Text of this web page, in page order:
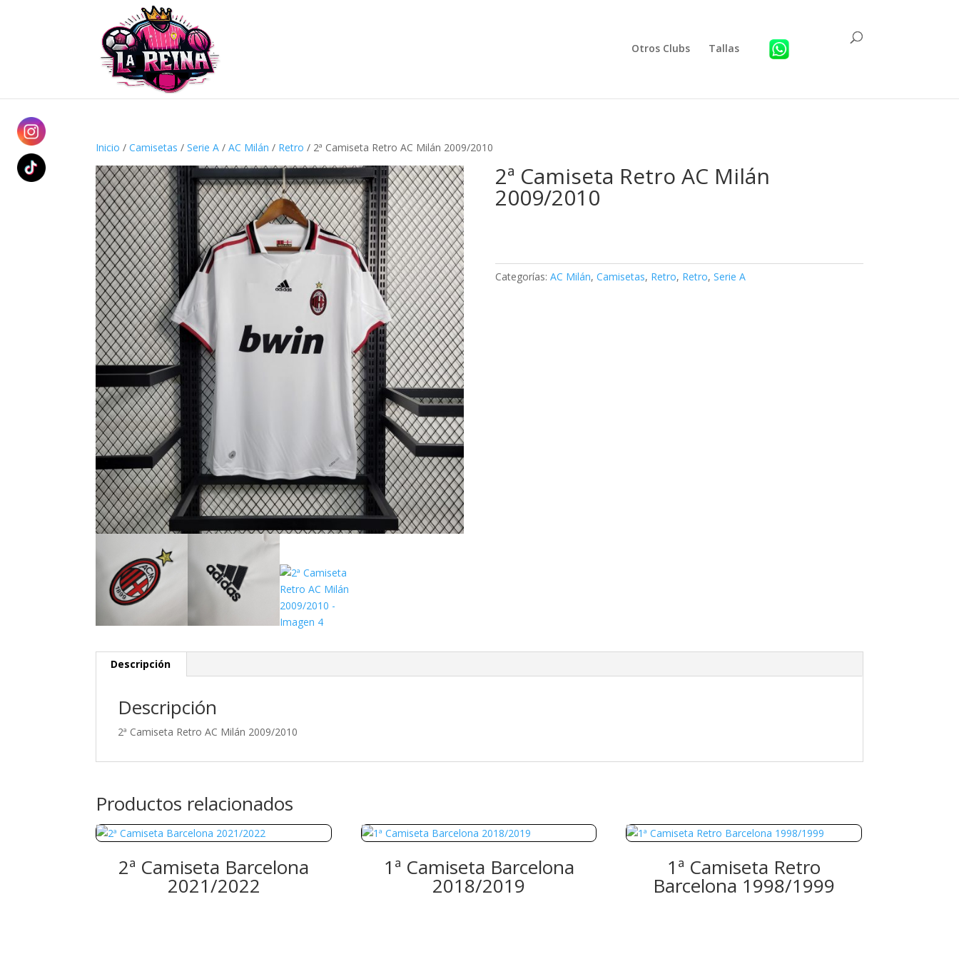
Otros Clubs Tallas
Inicio /Camisetas /Serie A /AC Milán / Retro / 2ª Camiseta Retro AC Milán 2009/2010
2ª Camiseta Retro AC Milán
2009/2010
Categorías: AC Milán, Camisetas, Retro, Retro, Serie A
Descripción
Descripción
2ª Camiseta Retro AC Milán 2009/2010
Productos relacionados
2ª Camiseta Barcelona
2021/2022
1ª Camiseta Barcelona
2018/2019
1ª Camiseta Retro
Barcelona 1998/1999